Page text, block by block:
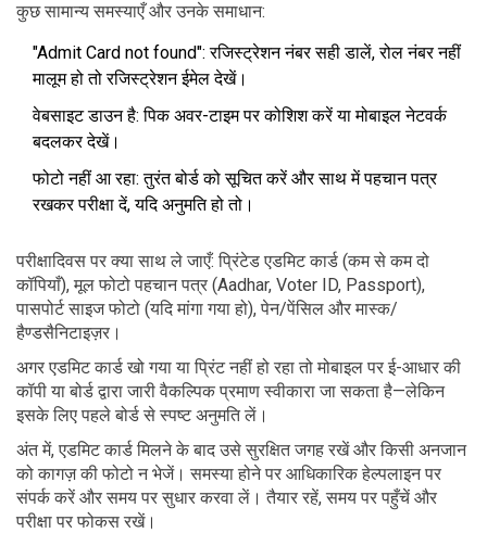
कुछ सामान्य समस्याएँ और उनके समाधान:
"Admit Card not found": रजिस्ट्रेशन नंबर सही डालें, रोल नंबर नहीं
मालूम हो तो रजिस्ट्रेशन ईमेल देखें।
वेबसाइट डाउन है: पिक अवर-टाइम पर कोशिश करें या मोबाइल नेटवर्क
बदलकर देखें।
फोटो नहीं आ रहा: तुरंत बोर्ड को सूचित करें और साथ में पहचान पत्र
रखकर परीक्षा दें, यदि अनुमति हो तो।
परीक्षादिवस पर क्या साथ ले जाएँ: प्रिंटेड एडमिट कार्ड (कम से कम दो
कॉपियाँ), मूल फोटो पहचान पत्र (Aadhar, Voter ID, Passport),
पासपोर्ट साइज फोटो (यदि मांगा गया हो), पेन/पेंसिल और मास्क/
हैण्डसैनिटाइज़र।
अगर एडमिट कार्ड खो गया या प्रिंट नहीं हो रहा तो मोबाइल पर ई-आधार की
कॉपी या बोर्ड द्वारा जारी वैकल्पिक प्रमाण स्वीकारा जा सकता है—लेकिन
इसके लिए पहले बोर्ड से स्पष्ट अनुमति लें।
अंत में, एडमिट कार्ड मिलने के बाद उसे सुरक्षित जगह रखें और किसी अनजान
को कागज़ की फोटो न भेजें। समस्या होने पर आधिकारिक हेल्पलाइन पर
संपर्क करें और समय पर सुधार करवा लें। तैयार रहें, समय पर पहुँचें और
परीक्षा पर फोकस रखें।